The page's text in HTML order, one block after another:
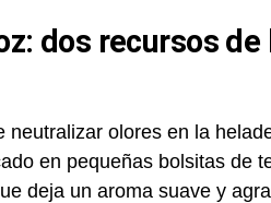
dos recursos
neutralizar olores en la
en pequeñas bolsitas de
deja un aroma suave y